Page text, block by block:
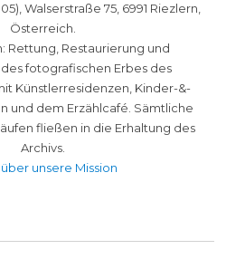
Walserstraße 75, 6991 Riezlern,
Österreich.
Rettung, Restaurierung und
fotografischen Erbes des
Künstlerresidenzen, Kinder-&-
und dem Erzählcafé. Sämtliche
fließen in die Erhaltung des
Archivs.
unsere Mission